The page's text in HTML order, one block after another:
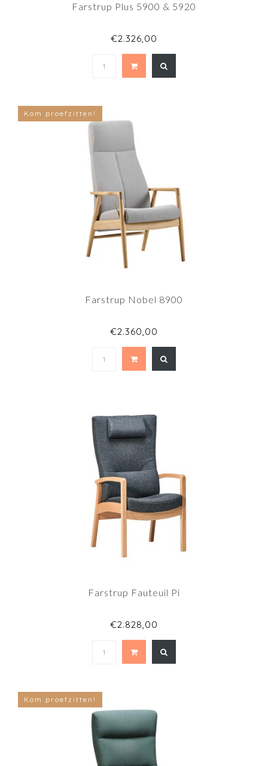
Farstrup Plus 5900 & 5920
€2.326,00
Kom proefzitten!
Farstrup Nobel 8900
€2.360,00
Farstrup Fauteuil Pi
€2.828,00
Kom proefzitten!